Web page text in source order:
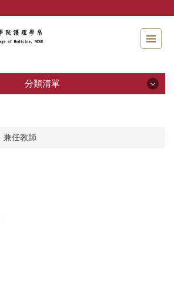
分類清單
兼任教師